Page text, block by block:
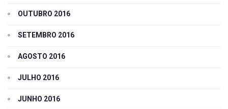
OUTUBRO 2016
SETEMBRO 2016
AGOSTO 2016
JULHO 2016
JUNHO 2016